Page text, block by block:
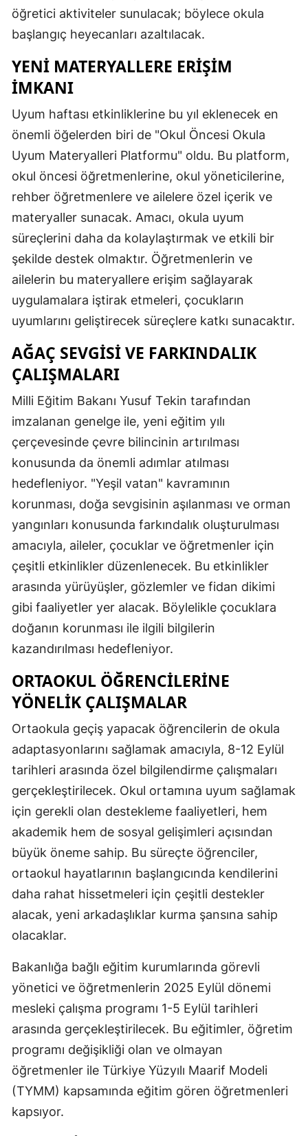
Kayseri
Kırşehir
Konya
Kütahya
Malatya
Manisa
Kahramanmaraş
Mardin
Muğla
Nevşehir
Niğde
Ordu
Rize
Sakarya
Samsun
Siirt
Sivas
Tokat
Şanlıurfa
Uşak
Van
Yozgat
Zonguldak
Aksaray
Karaman
Kırıkkale
Batman
Şırnak
Bartın
öğretici aktiviteler sunulacak; böylece okula
başlangıç heyecanları azaltılacak.
YENI MATERYALLERE ERIŞIM
İMKANI
Uyum haftası etkinliklerine bu yıl eklenecek en
önemli öğelerden biri de "Okul Öncesi Okula
Uyum Materyalleri Platformu" oldu. Bu platform,
okul öncesi öğretmenlerine, okul yöneticilerine,
rehber öğretmenlere ve ailelere özel içerik ve
materyaller sunacak. Amacı, okula uyum
süreçlerini daha da kolaylaştırmak ve etkili bir
şekilde destek olmaktır. Öğretmenlerin ve
ailelerin bu materyallere erişim sağlayarak
uygulamalara iştirak etmeleri, çocukların
uyumlarını geliştirecek süreçlere katkı sunacaktır.
AĞAÇ SEVGISI VE FARKINDALIK
ÇALIŞMALARI
Milli Eğitim Bakanı Yusuf Tekin tarafından
imzalanan genelge ile, yeni eğitim yılı
çerçevesinde çevre bilincinin artırılması
konusunda da önemli adımlar atılması
hedefleniyor. "Yeşil vatan" kavramının
korunması, doğa sevgisinin aşılanması ve orman
yangınları konusunda farkındalık oluşturulması
amacıyla, aileler, çocuklar ve öğretmenler için
çeşitli etkinlikler düzenlenecek. Bu etkinlikler
arasında yürüyüşler, gözlemler ve fidan dikimi
gibi faaliyetler yer alacak. Böylelikle çocuklara
doğanın korunması ile ilgili bilgilerin
kazandırılması hedefleniyor.
ORTAOKUL ÖĞRENCILERINE
YÖNELIK ÇALIŞMALAR
Ortaokula geçiş yapacak öğrencilerin de okula
adaptasyonlarını sağlamak amacıyla, 8-12 Eylül
tarihleri arasında özel bilgilendirme çalışmaları
gerçekleştirilecek. Okul ortamına uyum sağlamak
için gerekli olan destekleme faaliyetleri, hem
akademik hem de sosyal gelişimleri açısından
büyük öneme sahip. Bu süreçte öğrenciler,
ortaokul hayatlarının başlangıcında kendilerini
daha rahat hissetmeleri için çeşitli destekler
alacak, yeni arkadaşlıklar kurma şansına sahip
olacaklar.
Bakanlığa bağlı eğitim kurumlarında görevli
yönetici ve öğretmenlerin 2025 Eylül dönemi
mesleki çalışma programı 1-5 Eylül tarihleri
arasında gerçekleştirilecek. Bu eğitimler, öğretim
programı değişikliği olan ve olmayan
öğretmenler ile Türkiye Yüzyılı Maarif Modeli
(TYMM) kapsamında eğitim gören öğretmenleri
kapsıyor.